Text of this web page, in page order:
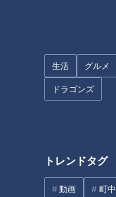
生活 グルメ
ドラゴンズ
トレンドタグ
動画 町
自閉症の一人息子と父
常…90代の現役看護師…
マンドキュメンタリー総